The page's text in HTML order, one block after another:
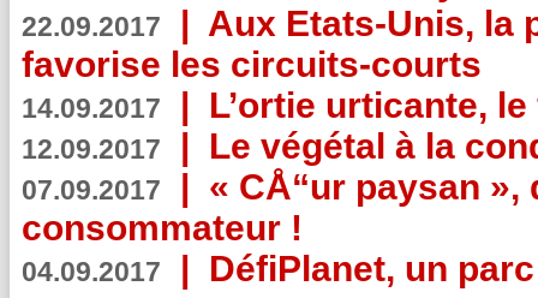
22.09.2017 | Aux Etats-Unis, la
favorise les circuits-courts
14.09.2017 | L’ortie urticante,
12.09.2017 | Le végétal à la
07.09.2017 | « CÅ“ur paysan
consommateur !
04.09.2017 | DéfiPlanet, un